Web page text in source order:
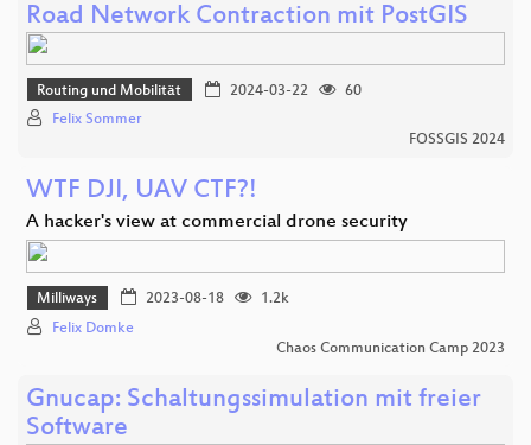
Road Network Contraction mit PostGIS
Routing und Mobilität 2024-03-22
60
Felix Sommer
FOSSGIS 2024
WTF DJI, UAV CTF?!
A hacker's view at commercial drone security
Milliways 2023-08-18
1.2k
Felix Domke
Chaos Communication Camp 2023
Gnucap: Schaltungssimulation mit freier
Software